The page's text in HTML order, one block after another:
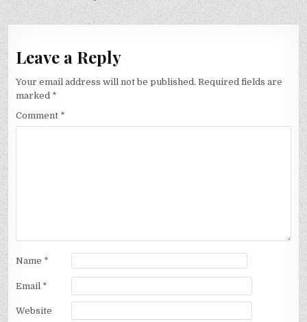
Leave a Reply
Your email address will not be published. Required fields are
marked *
Comment *
Name *
Email *
Website